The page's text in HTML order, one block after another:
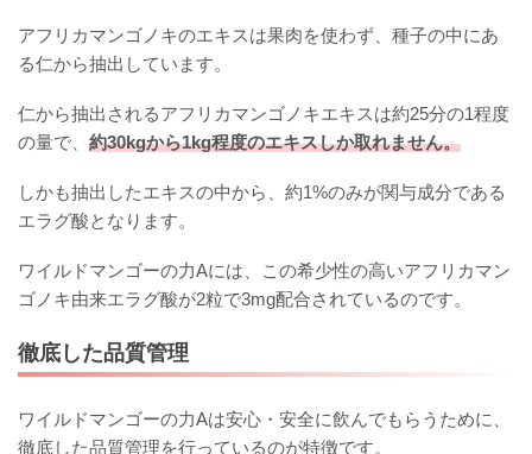
アフリカマンゴノキのエキスは果肉を使わず、種子の中にあ
る仁から抽出しています。
仁から抽出されるアフリカマンゴノキエキスは約25分の1程度
の量で、 約30kgから1kg程度のエキスしか取れません。
しかも抽出したエキスの中から、約1%のみが関与成分である
エラグ酸となります。
ワイルドマンゴーの力Aには、この希少性の高いアフリカマン
ゴノキ由来エラグ酸が2粒で3mg配合されているのです。
徹底した品質管理
ワイルドマンゴーの力Aは安心・安全に飲んでもらうために、
徹底した品質管理を行っているのが特徴です。